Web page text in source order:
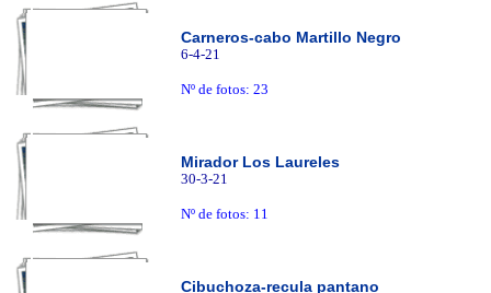
Carneros-cabo Martillo Negro
6-4-21
Nº de fotos: 23
Mirador Los Laureles
30-3-21
Nº de fotos: 11
Cibuchoza-recula pantano